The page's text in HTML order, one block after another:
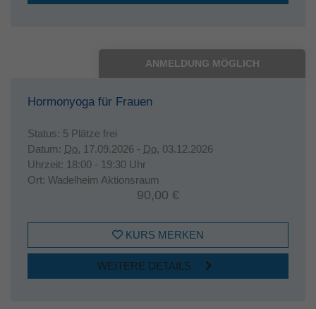
ANMELDUNG MÖGLICH
Hormonyoga für Frauen
Status: 5 Plätze frei
Datum: Do. 17.09.2026 - Do. 03.12.2026
Uhrzeit: 18:00 - 19:30 Uhr
Ort: Wadelheim Aktionsraum
90,00 €
KURS MERKEN
WEITERE DETAILS